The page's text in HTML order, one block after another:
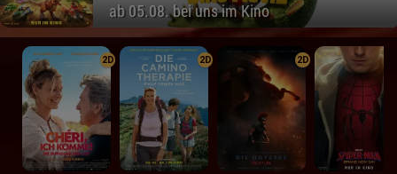
ab 05.08. bei uns im Kino
2D 2D 2D